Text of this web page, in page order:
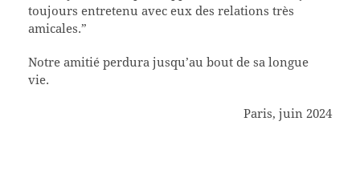
toujours entretenu avec eux des relations très
amicales.”
Notre amitié perdura jusqu’au bout de sa longue
vie.
Paris, juin 2024